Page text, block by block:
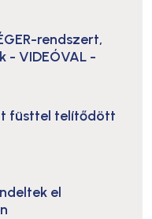
rendszert,
- VIDEÓVAL -
füsttel telítődött
el